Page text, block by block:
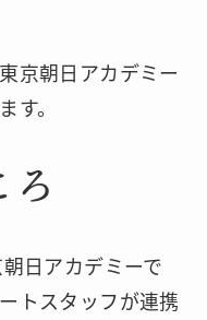
京朝日アカデミー
す。
日アカデミーで
トスタッフが連携